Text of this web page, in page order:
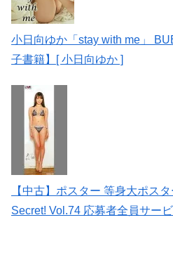
小日向ゆか「stay with me」
子書籍】[ 小日向ゆか ]
【中古】ポスター 等身大ポス
Secret! Vol.74 応募者全員サー